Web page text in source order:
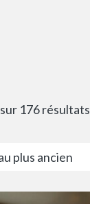
176 résultats